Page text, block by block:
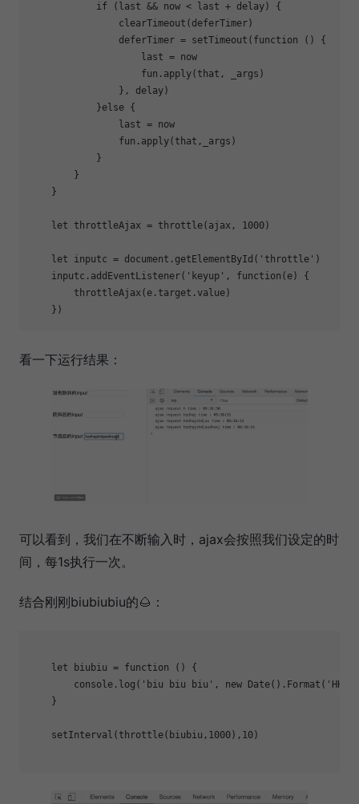
if (last && now < last + delay) {
                clearTimeout(deferTimer)
                deferTimer = setTimeout(
function ( ) {
                    last = now
                    fun.apply(that, _args)
                }, delay)
            }
else {
                last = now
                fun.apply(that,_args)
            }
        }
    }
let throttleAjax = throttle(ajax, 1000 )
let inputc = document .getElementById( 'throttle' )
    inputc.addEventListener(
'keyup' , function ( e ) {
        throttleAjax(e.target.value)
看一下运行结果：
可以看到，我们在不断输入时，ajax会按照我们设定的时
间，每1s执行一次。
结合刚刚biubiubiu的🌰：
let biubiu = function ( ) {
console .log( 'biu biu biu' , new Date().Format(
    }
    setInterval(throttle(biubiu,
1000 ), 10 )